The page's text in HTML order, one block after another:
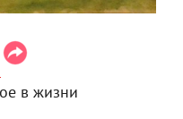
в жизни